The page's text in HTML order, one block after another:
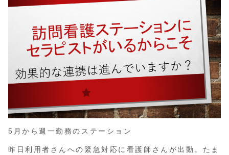
5月から週一勤務のステーション
昨日利用者さんへの緊急対応に看護師さんが出動。たま